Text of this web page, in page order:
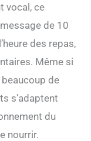
je n'avais
croquettes
à
】
la
mère
pas là. Je
à là et
vocal, ce
de 10
des repas,
Même si
de
s’adaptent
du
nourrir.